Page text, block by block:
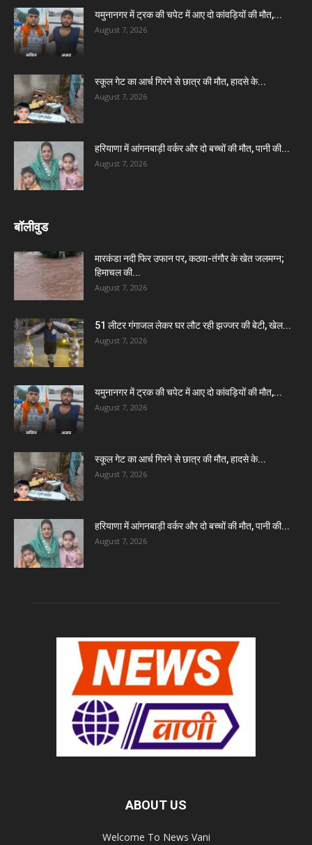
यमुनानगर में ट्रक की चपेट में आए दो कांवड़ियों की मौत,...
August 7, 2026
स्कूल गेट का आर्च गिरने से छात्र की मौत, हादसे के...
August 7, 2026
हरियाणा में आंगनबाड़ी वर्कर और दो बच्चों की मौत, पानी की...
August 7, 2026
बॉलीवुड
मारकंडा नदी फिर उफान पर, कठवा-तंगौर के खेत जलमग्न;
हिमाचल की...
August 7, 2026
51 लीटर गंगाजल लेकर घर लौट रही झज्जर की बेटी, खेल...
August 7, 2026
यमुनानगर में ट्रक की चपेट में आए दो कांवड़ियों की मौत,...
August 7, 2026
स्कूल गेट का आर्च गिरने से छात्र की मौत, हादसे के...
August 7, 2026
हरियाणा में आंगनबाड़ी वर्कर और दो बच्चों की मौत, पानी की...
August 7, 2026
ABOUT US
Welcome To News Vani